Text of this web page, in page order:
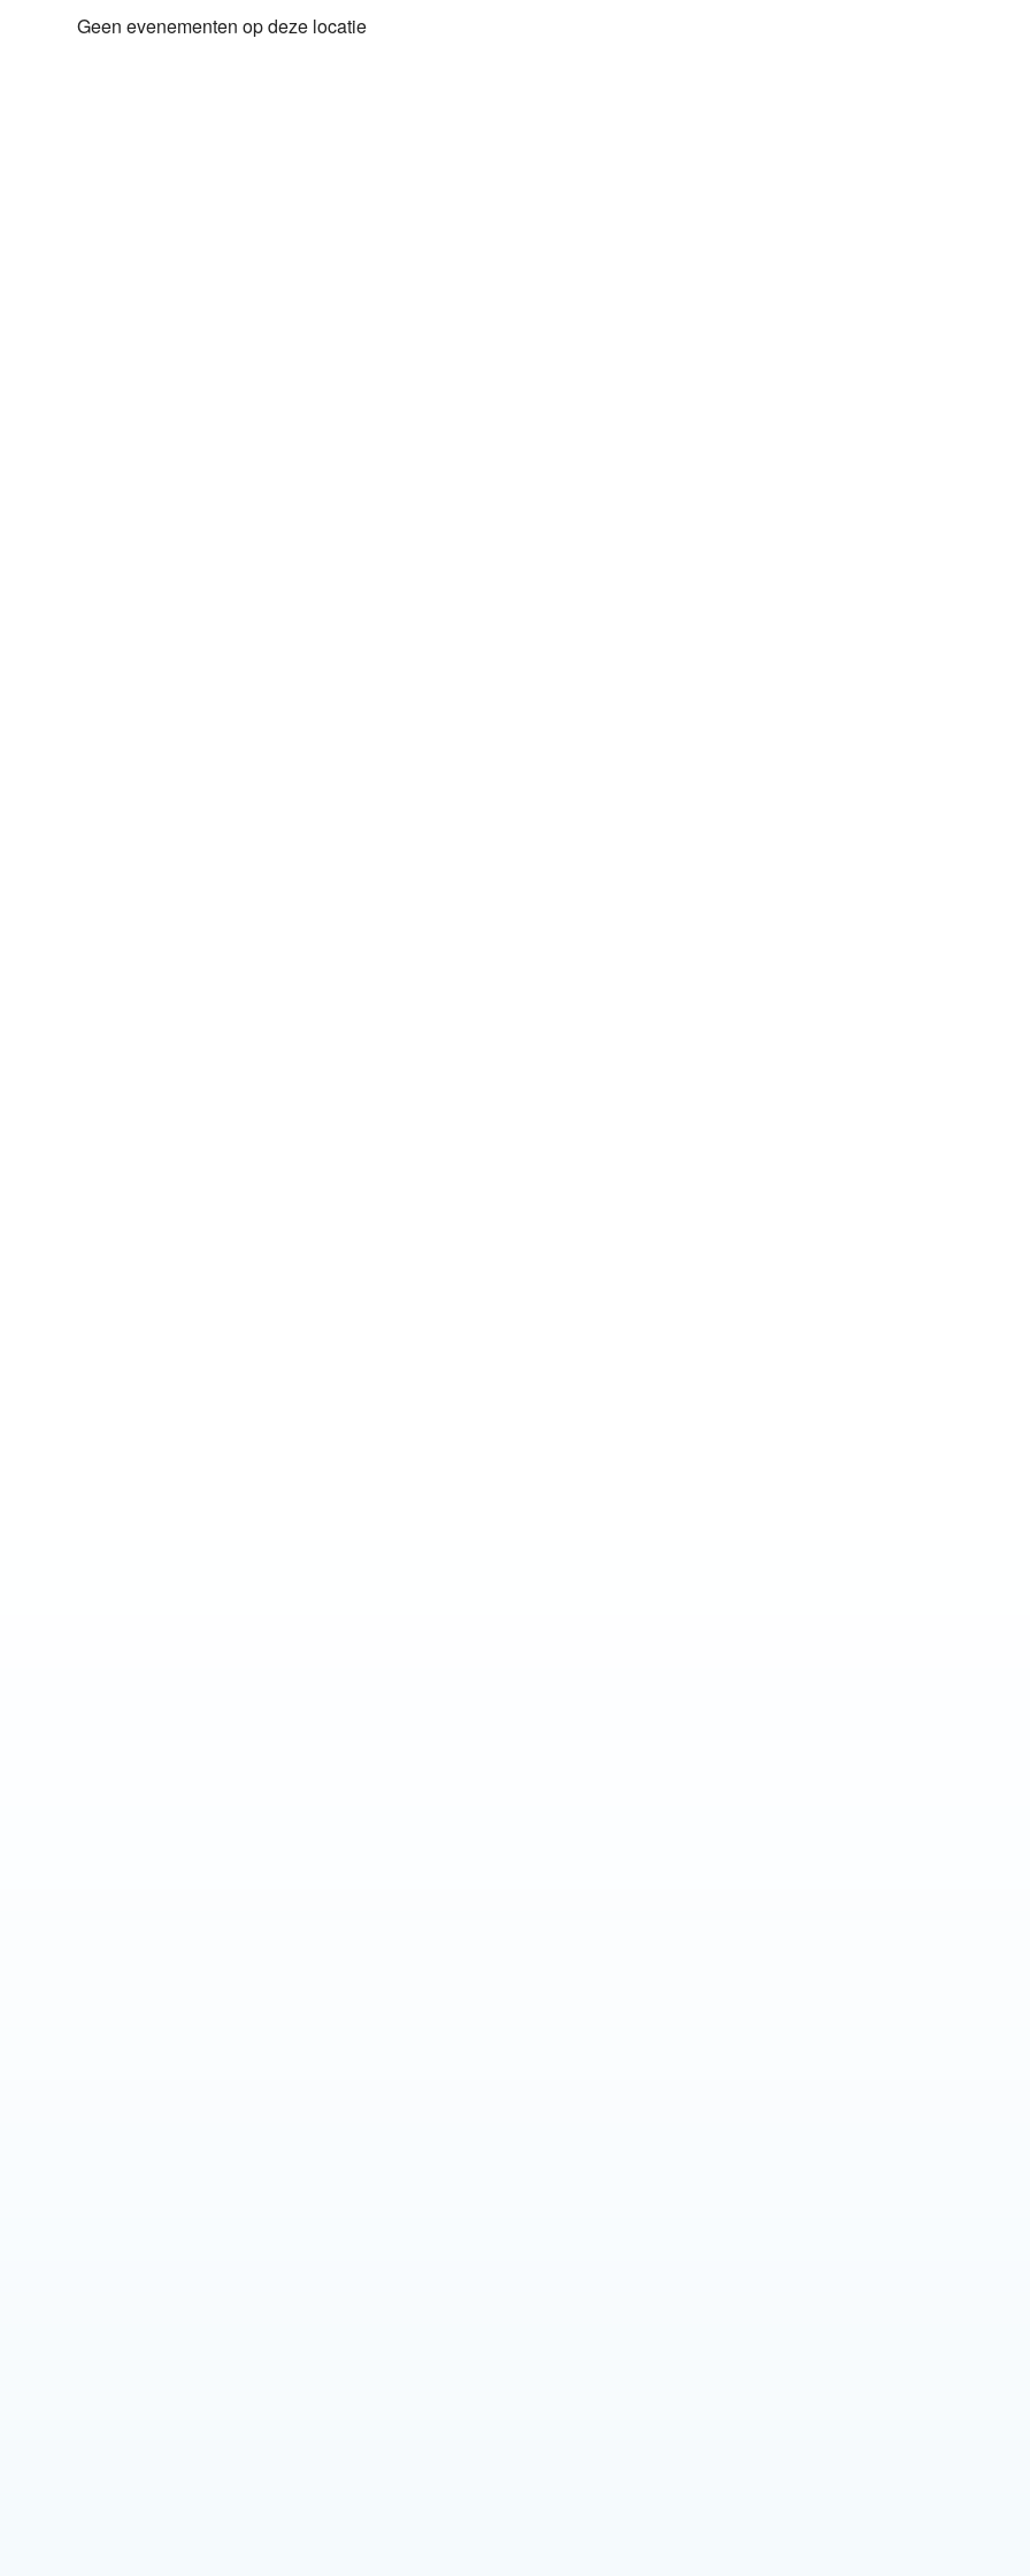
Geen evenementen op deze locatie